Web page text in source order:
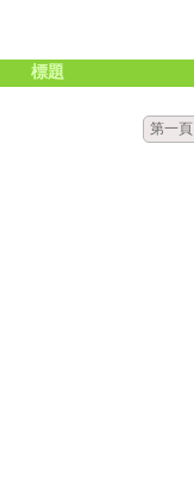
標題
第一頁